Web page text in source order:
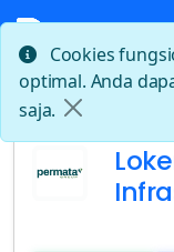
Beranda Loker
Cookies
optimal. Anda
saja.